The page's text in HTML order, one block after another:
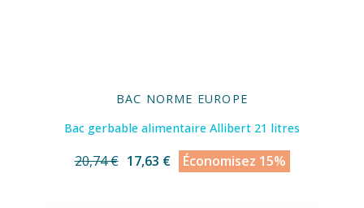
BAC NORME EUROPE
Bac gerbable alimentaire Allibert 21 litres
20,74 € 17,63 € Économisez 15%